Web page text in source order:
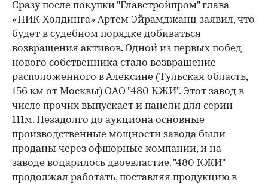
Сразу после покупки "Главстройпром" глава
«ПИК Холдинга» Артем Эйрамджанц заявил, что
будет в судебном порядке добиваться
возвращения активов. Одной из первых побед
нового собственника стало возвращение
расположенного в Алексине (Тульская область,
156 км от Москвы) ОАО "480 КЖИ". Этот завод в
числе прочих выпускает и панели для серии
111м. Незадолго до аукциона основные
производственные мощности завода были
проданы через офшорные компании, и на
заводе воцарилось двоевластие. "480 КЖИ"
продолжал работать, поставляя продукцию в